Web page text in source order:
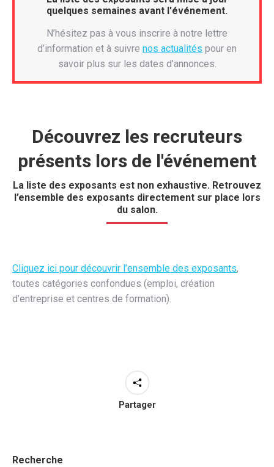
quelques semaines avant l'événement.
N’hésitez pas à vous inscrire à notre lettre
d’information et à suivre nos actualités pour en
savoir plus sur les dates d’annonces.
Découvrez les recruteurs
présents lors de l'événement
La liste des exposants est non exhaustive. Retrouvez
l’ensemble des exposants directement sur place lors
du salon.
Cliquez ici pour découvrir l’ensemble des exposants,
toutes catégories confondues (emploi, création
d’entreprise et centres de formation).
Partager
Recherche